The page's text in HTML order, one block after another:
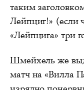
таким
Лейпциг!» (если
«Лейпцига» три
Шмейхель же
матч на «Вилла